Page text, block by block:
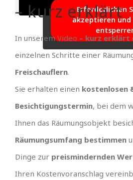
Erforderlichen
akzeptieren
– kurz erklärt
In unserem Video – kurz erklärt
einzelnen Schritte einer
Freischauflern.
Sie erhalten einen kostenlosen
Besichtigungstermin, bei dem
Ihnen das Räumungsobjekt
Räumungsumfang bestimmen
Dinge zur preismindernden
Ihren Kostenvoranschlag